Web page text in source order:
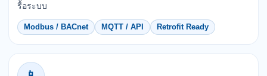
รื้อระบบ
Modbus / BACnet MQTT / API Retrofit Ready